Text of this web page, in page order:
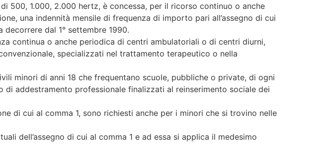
500, 1.000, 2.000 hertz, è concessa, per il ricorso continuo o anche
una indennità mensile di frequenza di importo pari all’assegno di cui
decorrere dal 1° settembre 1990.
continua o anche periodica di centri ambulatoriali o di centri diurni,
specializzati nel trattamento terapeutico o nella
minori di anni 18 che frequentano scuole, pubbliche o private, di ogni
addestramento professionale finalizzati al reinserimento sociale dei
di cui al comma 1, sono richiesti anche per i minori che si trovino nelle
dell’assegno di cui al comma 1 e ad essa si applica il medesimo